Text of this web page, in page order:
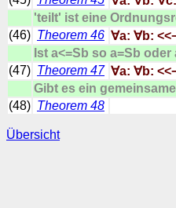
'teilt' ist eine
(46) Theorem 46 ∀a: ∀b:
Ist a<=Sb so a=Sb oder
(47) Theorem 47 ∀a: ∀b:
Gibt es ein
(48) Theorem 48
Übersicht